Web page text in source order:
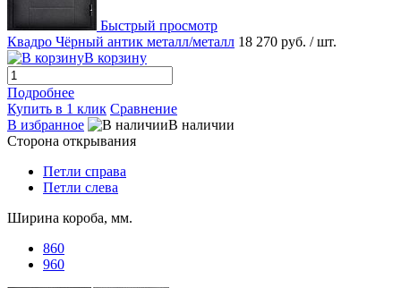
Быстрый просмотр
Квадро Чёрный антик металл/металл 18 270 руб. / шт.
В корзину
Подробнее
Купить в 1 клик Сравнение
В избранное
В наличии
Сторона открывания
Петли справа
Петли слева
Ширина короба, мм.
860
960